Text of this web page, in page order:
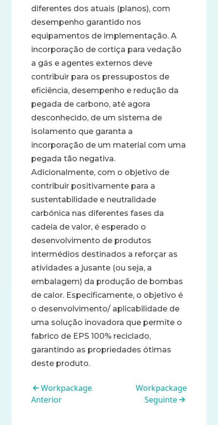
diferentes dos atuais (planos), com
desempenho garantido nos
equipamentos de implementação. A
incorporação de cortiça para vedação
a gás e agentes externos deve
contribuir para os pressupostos de
eficiência, desempenho e redução da
pegada de carbono, até agora
desconhecido, de um sistema de
isolamento que garanta a
incorporação de um material com uma
pegada tão negativa.
Adicionalmente, com o objetivo de
contribuir positivamente para a
sustentabilidade e neutralidade
carbónica nas diferentes fases da
cadeia de valor, é esperado o
desenvolvimento de produtos
intermédios destinados a reforçar as
atividades a jusante (ou seja, a
embalagem) da produção de bombas
de calor. Especificamente, o objetivo é
o desenvolvimento/ aplicabilidade de
uma solução inovadora que permite o
fabrico de EPS 100% reciclado,
garantindo as propriedades ótimas
deste produto.
Book traversal links for WP1 -
Workpackage
Anterior
Workpackage
Seguinte